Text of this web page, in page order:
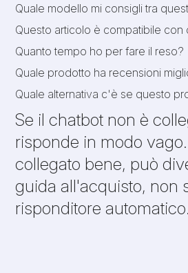
Quale modello mi consigli tra
Questo articolo è compatibile con
Quanto tempo ho per fare il reso?
Quale prodotto ha recensioni
Quale alternativa c'è se questo
Se il chatbot non è
risponde in modo
collegato bene, può
guida all'acquisto, non
risponditore automatico.